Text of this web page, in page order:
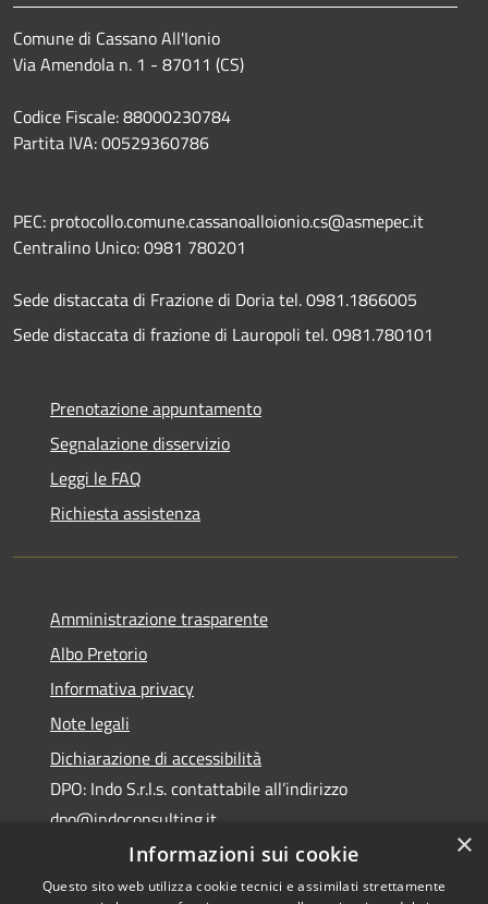
Comune di Cassano All'Ionio
Via Amendola n. 1 - 87011 (CS)
Codice Fiscale: 88000230784
Partita IVA: 00529360786
PEC: protocollo.comune.cassanoalloionio.cs@asmepec.it
Centralino Unico: 0981 780201
Sede distaccata di Frazione di Doria tel. 0981.1866005
Sede distaccata di frazione di Lauropoli tel. 0981.780101
Prenotazione appuntamento
Segnalazione disservizio
Leggi le FAQ
Richiesta assistenza
Amministrazione trasparente
Albo Pretorio
Informativa privacy
Note legali
Dichiarazione di accessibilità
DPO: Indo S.r.l.s. contattabile all’indirizzo
dpo@indoconsulting.it
×
Informazioni sui cookie
Questo sito web utilizza cookie tecnici e assimilati strettamente